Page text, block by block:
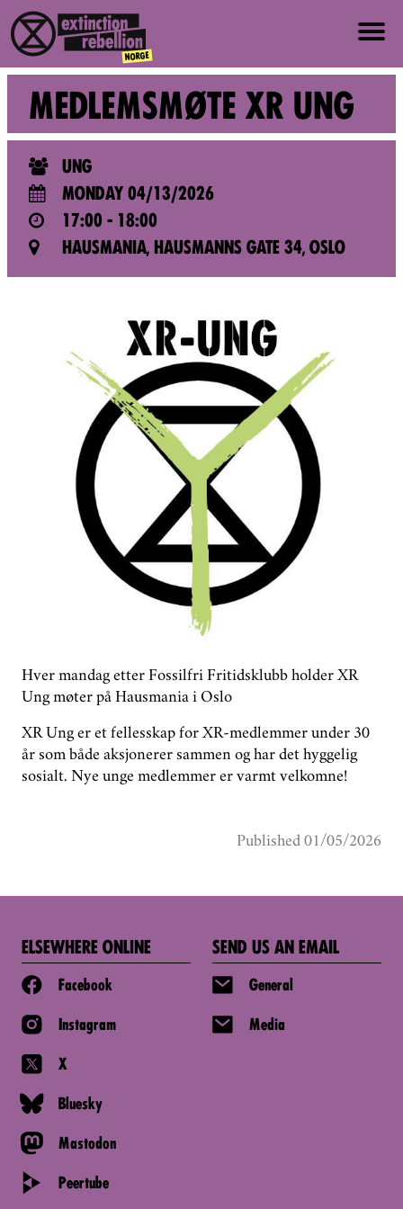
ABOUT US
ABOUT XR NORWAY
VALUES AND PRINCIPLES
JOIN
NEWS
PHASE OUT NORWAY
NORWEGIAN
MEDLEMSMØTE XR UNG
UNG
MONDAY 04/13/2026
17:00 - 18:00
HAUSMANIA, HAUSMANNS GATE 34, OSLO
Hver mandag etter Fossilfri Fritidsklubb holder XR
Ung møter på Hausmania i Oslo
XR Ung er et fellesskap for XR-medlemmer under 30
år som både aksjonerer sammen og har det hyggelig
sosialt. Nye unge medlemmer er varmt velkomne!
Published 01/05/2026
ELSEWHERE ONLINE
Facebook
Instagram
X
Bluesky
Mastodon
Peertube
SEND US AN EMAIL
General
Media